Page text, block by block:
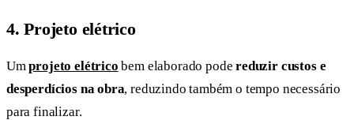
4.Projeto elétrico
Umprojeto elétrico bem elaborado podereduzir custos e
desperdícios na obra, reduzindo também o tempo necessário
para finalizar.